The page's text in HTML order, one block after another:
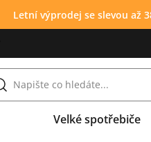
Letní výprodej se slevou až
Velké spotřebiče